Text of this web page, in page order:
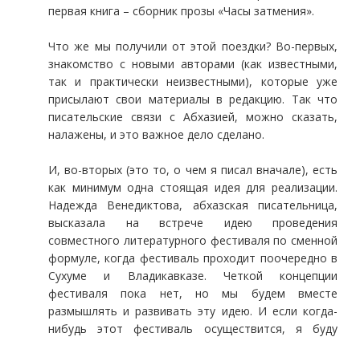
первая книга – сборник прозы «Часы затмения».
Что же мы получили от этой поездки? Во-первых,
знакомство с новыми авторами (как известными,
так и практически неизвестными), которые уже
присылают свои материалы в редакцию. Так что
писательские связи с Абхазией, можно сказать,
налажены, и это важное дело сделано.
И, во-вторых (это то, о чем я писал вначале), есть
как минимум одна стоящая идея для реализации.
Надежда Венедиктова, абхазская писательница,
высказала на встрече идею проведения
совместного литературного фестиваля по сменной
формуле, когда фестиваль проходит поочередно в
Сухуме и Владикавказе. Четкой концепции
фестиваля пока нет, но мы будем вместе
размышлять и развивать эту идею. И если когда-
нибудь этот фестиваль осуществится, я буду